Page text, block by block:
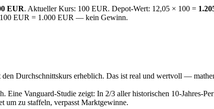
EUR. Aktueller Kurs: 100 EUR. Depot-Wert: 12,05 × 100 =
100 EUR = 1.000 EUR — kein Gewinn.
Durchschnittskurs erheblich. Das ist real und wertvoll —
Eine Vanguard-Studie zeigt: In 2/3 aller historischen 10-Jahres-
um zu staffeln, verpasst Marktgewinne.